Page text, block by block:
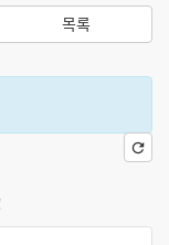
목록